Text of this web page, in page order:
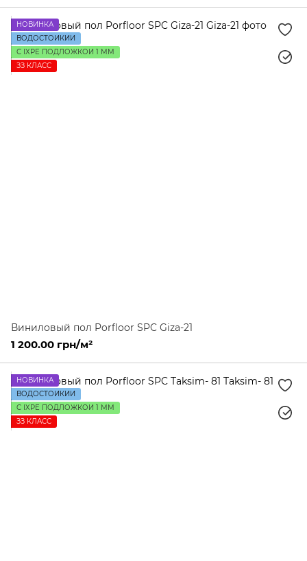
НОВИНКА
ВОДОСТОЙКИЙ
С IXPE ПОДЛОЖКОЙ 1 ММ
ЗЗ КЛАСС
Виниловый пол Porfloor SPC Giza-21
1 200.00 грн/м²
НОВИНКА
ВОДОСТОЙКИЙ
С IXPE ПОДЛОЖКОЙ 1 ММ
ЗЗ КЛАСС